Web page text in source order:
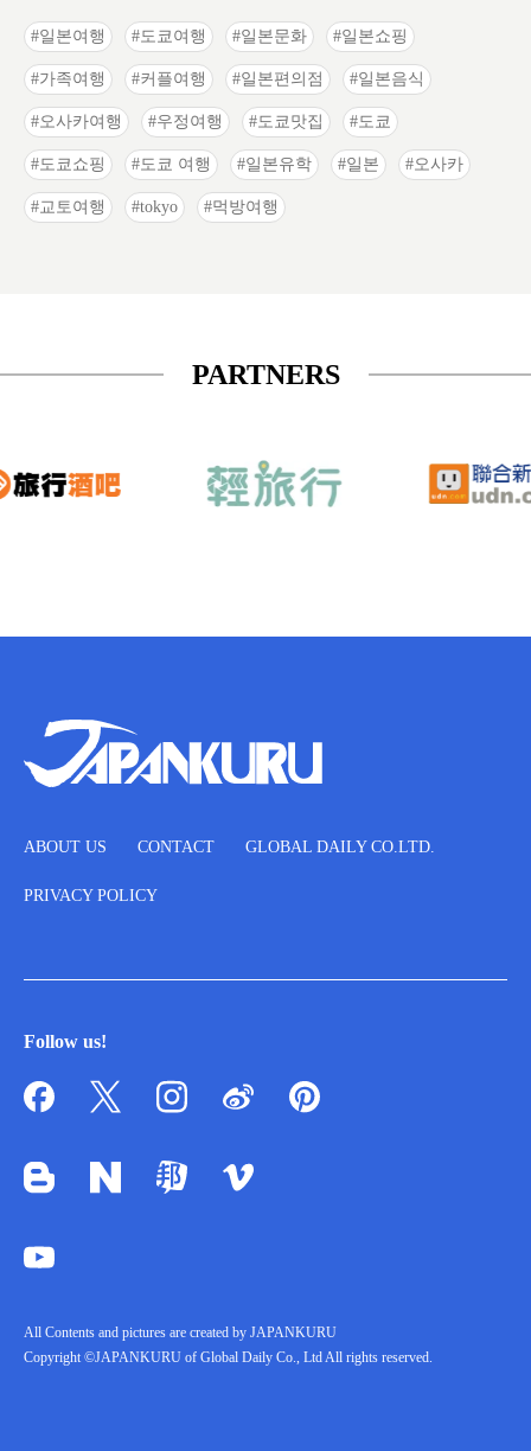
일본여행 도쿄여행 일본문화 일본쇼핑
가족여행 커플여행 일본편의점 일본음식
오사카여행 우정여행 도쿄맛집 도쿄
도쿄쇼핑 도쿄 여행 일본유학 일본 오사카
교토여행 tokyo 먹방여행
PARTNERS
ABOUT US CONTACT GLOBAL DAILY CO.LTD.
PRIVACY POLICY
Follow us!
All Contents and pictures are created by JAPANKURU
Copyright ©JAPANKURU of Global Daily Co., Ltd All rights reserved.